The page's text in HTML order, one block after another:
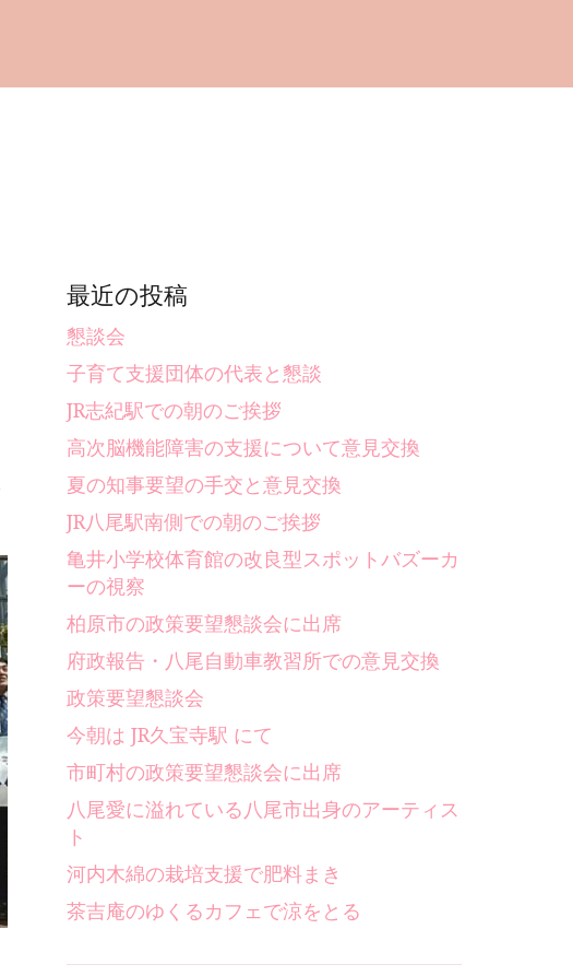
最近の投稿
懇談会
子育て支援団体の代表と懇談
JR志紀駅での朝のご挨拶
高次脳機能障害の支援について意見交換
夏の知事要望の手交と意見交換
JR八尾駅南側での朝のご挨拶
亀井小学校体育館の改良型スポットバズーカ
ーの視察
柏原市の政策要望懇談会に出席
府政報告・八尾自動車教習所での意見交換
政策要望懇談会
今朝は JR久宝寺駅 にて
市町村の政策要望懇談会に出席
八尾愛に溢れている八尾市出身のアーティス
ト
河内木綿の栽培支援で肥料まき
茶吉庵のゆくるカフェで涼をとる